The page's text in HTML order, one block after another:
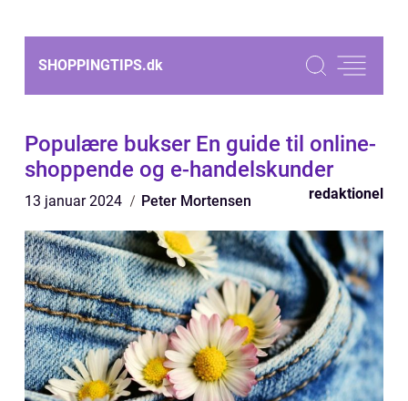
SHOPPINGTIPS.dk
Populære bukser En guide til online-
shoppende og e-handelskunder
13 januar 2024 Peter Mortensen redaktionel